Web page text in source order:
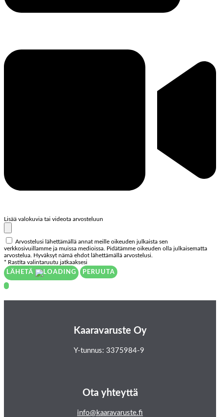
Lisää valokuvia tai videota arvosteluun
Arvostelusi lähettämällä annat meille oikeuden julkaista sen
verkkosivuillamme ja muissa medioissa. Pidätämme oikeuden olla julkaisematta
arvostelua. Hyväksyt nämä ehdot lähettämällä arvostelusi.
* Rastita valintaruutu jatkaaksesi
LÄHETÄ
PERUUTA
Kaaravaruste Oy
Y-tunnus: 3375984-9
Ota yhteyttä
info@kaaravaruste.fi